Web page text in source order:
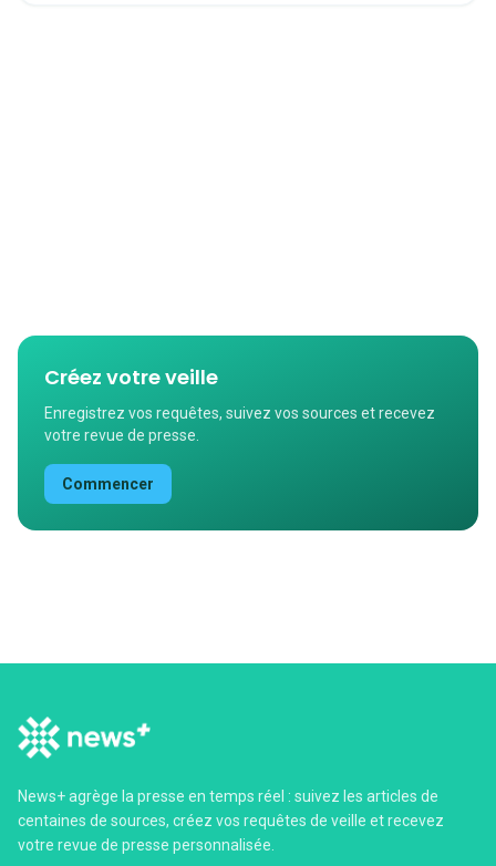
Créez votre veille
Enregistrez vos requêtes, suivez vos sources et recevez
votre revue de presse.
Commencer
News+ agrège la presse en temps réel : suivez les articles de
centaines de sources, créez vos requêtes de veille et recevez
votre revue de presse personnalisée.